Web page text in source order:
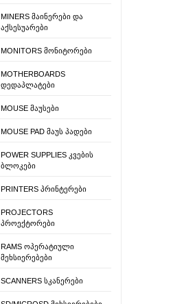
MINERS ᲛᲐᲘᲜᲔᲠᲔᲑᲘ ᲓᲐ
ᲐᲥᲡᲔᲡᲣᲐᲠᲔᲑᲘ
MONITORS ᲛᲝᲜᲘᲢᲝᲠᲔᲑᲘ
MOTHERBOARDS
ᲓᲔᲓᲐᲞᲚᲐᲢᲔᲑᲘ
MOUSE ᲛᲐᲣᲡᲔᲑᲘ
MOUSE PAD ᲛᲐᲣᲡ ᲞᲐᲓᲔᲑᲘ
POWER SUPPLIES ᲙᲕᲔᲑᲘᲡ
ᲑᲚᲝᲙᲔᲑᲘ
PRINTERS ᲞᲠᲘᲜᲢᲔᲠᲔᲑᲘ
PROJECTORS
ᲞᲠᲝᲔᲥᲢᲝᲠᲔᲑᲘ
RAMS ᲝᲞᲔᲠᲐᲢᲘᲣᲚᲘ
ᲛᲔᲮᲡᲘᲔᲠᲔᲑᲔᲑᲘ
SCANNERS ᲡᲙᲐᲜᲔᲠᲔᲑᲘ